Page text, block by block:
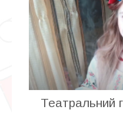
Театральний